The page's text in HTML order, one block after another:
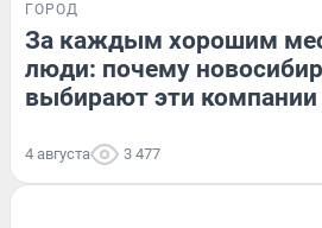
ГОРОД
За каждым хорошим
люди: почему
выбирают эти компании
4 августа 3 477